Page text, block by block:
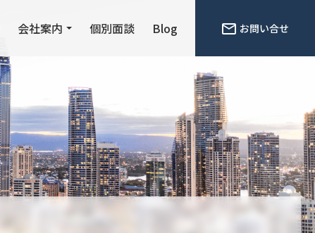
会社案内 個別面談 Blog お問い合せ